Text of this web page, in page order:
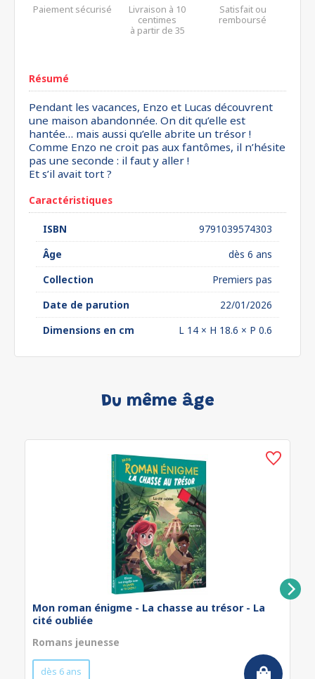
Paiement sécurisé
Livraison à 10
centimes
à partir de 35
Satisfait ou
remboursé
Résumé
Pendant les vacances, Enzo et Lucas découvrent
une maison abandonnée. On dit qu’elle est
hantée… mais aussi qu’elle abrite un trésor !
Comme Enzo ne croit pas aux fantômes, il n’hésite
pas une seconde : il faut y aller !
Et s’il avait tort ?
Caractéristiques
ISBN
9791039574303
Âge
dès 6 ans
Collection
Premiers pas
Date de parution
22/01/2026
Dimensions en cm
L 14 × H 18.6 × P 0.6
Du même âge
Mon roman énigme - La chasse au trésor - La
cité oubliée
Romans jeunesse
dès 6 ans